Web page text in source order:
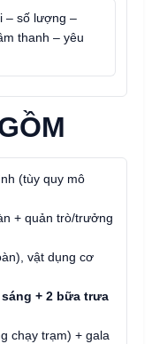
– số lượng –
thanh – yêu
(tùy quy mô
+ quản trò/trưởng
vật dụng cơ
+ 2 bữa trưa
chạy trạm) + gala